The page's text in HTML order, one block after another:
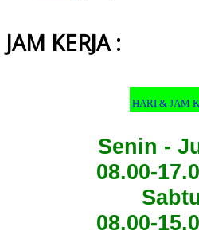
JAM KERJA :
HARI & JAM
Senin -
08.00-
08.00-